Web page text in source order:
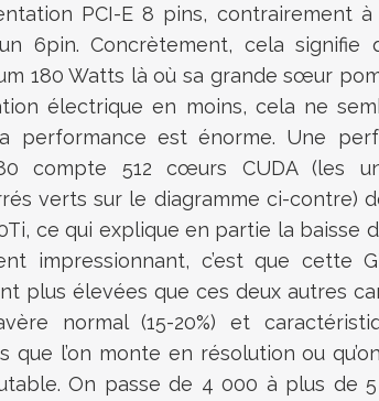
PCI-E 8 pins, contrairement
6pin. Concrètement, cela
180 Watts là où sa grande sœur
électrique en moins, cela ne
performance est énorme. Une
compte 512 cœurs CUDA (les
verts sur le diagramme ci-contre)
ce qui explique en partie la baisse
impressionnant, c’est que cette
plus élevées que ces deux autres
normal (15-20%) et
que l’on monte en résolution ou
On passe de 4 000 à plus de